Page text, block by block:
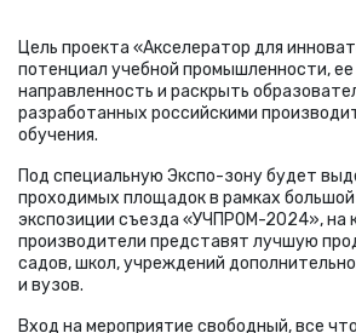
Цель проекта «Акселератор для
потенциал учебной промышленности,
направленность и раскрыть
разработанных российскими
обучения.
Под специальную Экспо-зону будет
проходимых площадок в рамках
экспозиции съезда «УЧПРОМ-2024», на
производители представят лучшую
садов, школ, учреждений
и вузов.
Вход на мероприятие свободный, все